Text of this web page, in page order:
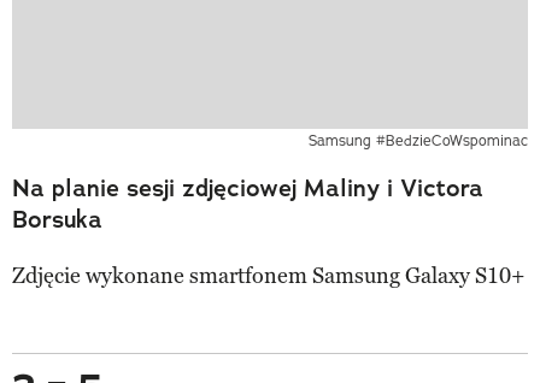
Samsung #BedzieCoWspominac
Na planie sesji zdjęciowej Maliny i Victora
Borsuka
Zdjęcie wykonane smartfonem Samsung Galaxy S10+